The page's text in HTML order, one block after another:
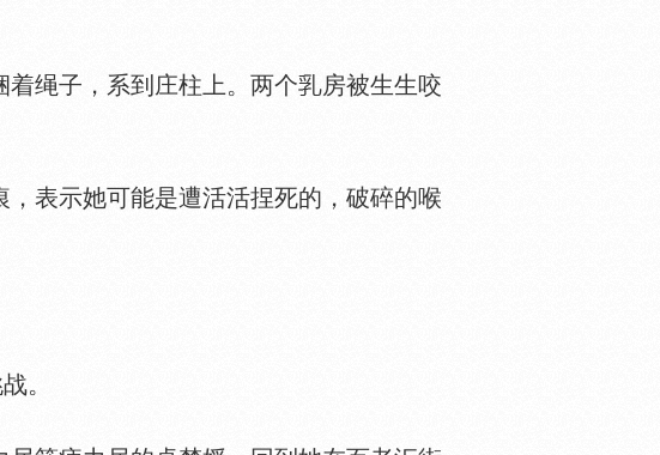
绳子，系到庄柱上。两个
房被生生咬
表示她可能是遭活活捏死的，破碎的喉
。